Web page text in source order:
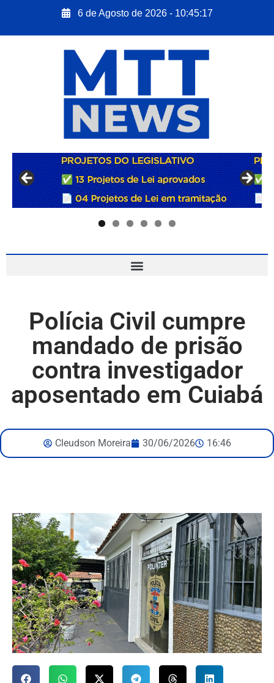
6 de Agosto de 2026 - 10:45:18
Polícia Civil cumpre
mandado de prisão
contra investigador
aposentado em Cuiabá
Cleudson Moreira 30/06/2026 16:46